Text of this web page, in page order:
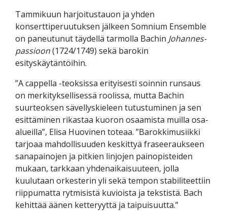
Tammikuun harjoitustauon ja yhden
konserttiperuutuksen jälkeen Somnium Ensemble
on paneutunut täydellä tarmolla Bachin Johannes-
passioon(1724/1749) sekä barokin
esityskäytäntöihin.
”A cappella -teoksissa erityisesti soinnin runsaus
on merkityksellisessä roolissa, mutta Bachin
suurteoksen sävellyskieleen tutustuminen ja sen
esittäminen rikastaa kuoron osaamista muilla osa-
alueilla”, Elisa Huovinen toteaa. ”Barokkimusiikki
tarjoaa mahdollisuuden keskittyä fraseeraukseen
sanapainojen ja pitkien linjojen painopisteiden
mukaan, tarkkaan yhdenaikaisuuteen, jolla
kuulutaan orkesterin yli sekä tempon stabiliteettiin
riippumatta rytmisistä kuvioista ja tekstistä. Bach
kehittää äänen ketteryyttä ja taipuisuutta.”